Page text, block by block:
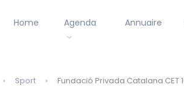
Home Agenda Annuaire
Sport Fundació Privada Catalana CET